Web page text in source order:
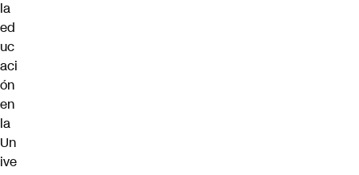
la
ed
uc
aci
ón
en
la
Un
ive